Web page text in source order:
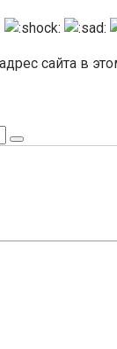
сайта в